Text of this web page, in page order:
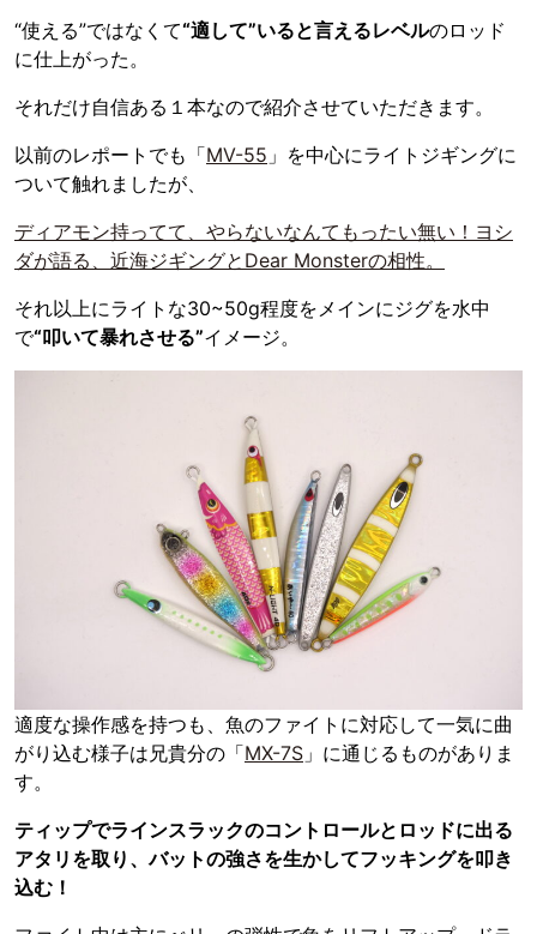
“使える”ではなくて“適して”いると言えるレベルのロッド
に仕上がった。
それだけ自信ある１本なので紹介させていただきます。
以前のレポートでも「MV-55 」を中心にライトジギングに
ついて触れましたが、
ディアモン持ってて、やらないなんてもったい無い！ヨシ
ダが語る、近海ジギングとDear Monsterの相性。
それ以上にライトな30~50g程度をメインにジグを水中
で“叩いて暴れさせる”イメージ。
適度な操作感を持つも、魚のファイトに対応して一気に曲
がり込む様子は兄貴分の「MX-7S 」に通じるものがありま
す。
ティップでラインスラックのコントロールとロッドに出る
アタリを取り、バットの強さを生かしてフッキングを叩き
込む！